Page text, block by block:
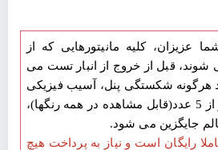
جدید
عزیزان، کلیه مانیتورهایی که از
شوند، قبل از خروج از انبار تست می
شکستگی پنل، آسیب فیزیکی
پیکسل سوختگی بیشتر از 5 عدد(قابل مشاهده در همه رنگها)،
جایگزین می شود.
رایگان است و نیاز به پرداخت هیچ